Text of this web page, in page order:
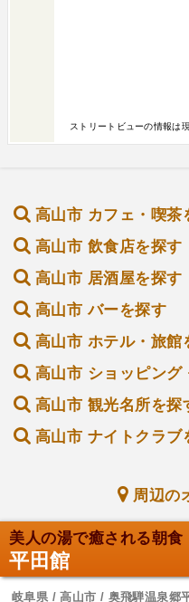
ストリートビューの情報は
高山市 カフェ・喫茶
高山市 飲食店を探す
高山市 居酒屋を探す
高山市 バーを探す
高山市 ホテル・旅館
高山市 ショッピング
高山市 観光名所を探
高山市 ナイトクラブ
周辺の
美人の湯で癒される朝食
平田館
岐阜県 / 高山市 / 奥飛騨温泉郷